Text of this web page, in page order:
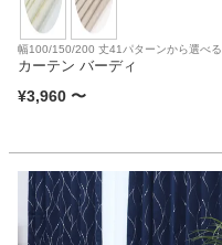
マット
生活用品
幅100/150/200 丈41パターンから選べる
カーテン バーディ
¥3,960 〜